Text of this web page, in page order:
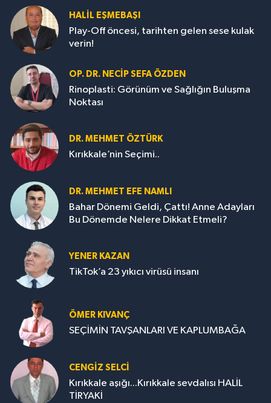
HALIL EŞMEBAŞI
Play-Off öncesi, tarihten gelen sese kulak
verin!
OP. DR. NECIP SEFA ÖZDEN
Rinoplasti: Görünüm ve Sağlığın Buluşma
Noktası
DR. MEHMET ÖZTÜRK
Kırıkkale’nin Seçimi..
DR. MEHMET EFE NAMLI
Bahar Dönemi Geldi, Çattı! Anne Adayları
Bu Dönemde Nelere Dikkat Etmeli?
YENER KAZAN
TikTok’a 23 yıkıcı virüsü insanı
ÖMER KIVANÇ
SEÇİMİN TAVŞANLARI VE KAPLUMBAĞA
CENGİZ SELCİ
Kırıkkale aşığı...Kırıkkale sevdalısı HALİL
TİRYAKİ